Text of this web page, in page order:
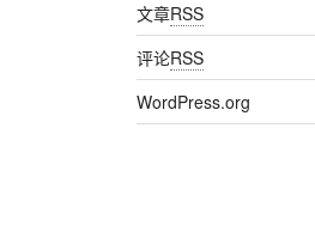
文章RSS
评论RSS
WordPress.org